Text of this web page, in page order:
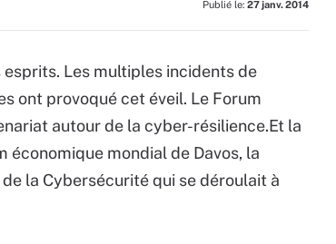
Publié le: 27 janv. 2014
esprits. Les multiples incidents de
ont provoqué cet éveil. Le Forum
autour de la cyber-résilience.Et la
mondial de Davos, la
la Cybersécurité qui se déroulait à